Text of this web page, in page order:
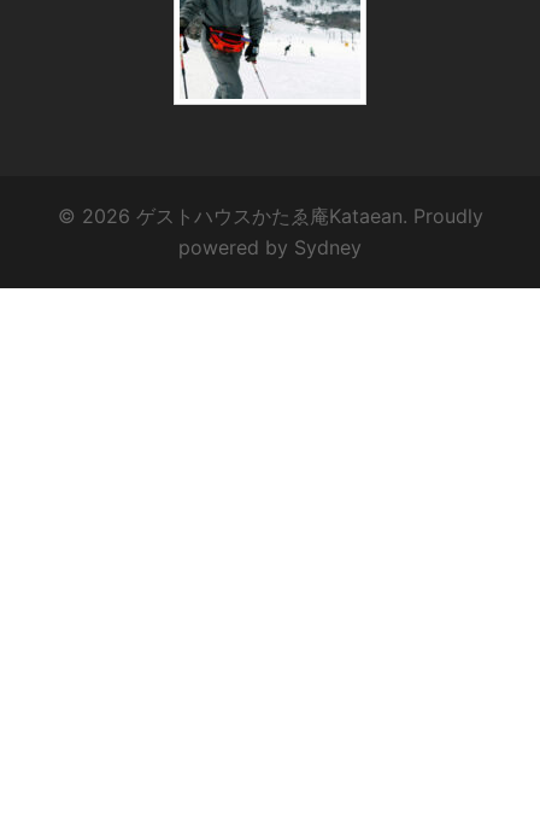
© 2026 ゲストハウスかたゑ庵Kataean. Proudly
powered by Sydney